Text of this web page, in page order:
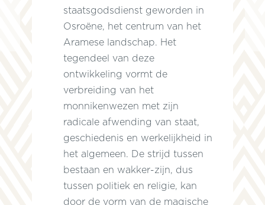
staatsgodsdienst geworden in
Osroëne, het centrum van het
Aramese landschap. Het
tegendeel van deze
ontwikkeling vormt de
verbreiding van het
monnikenwezen met zijn
radicale afwending van staat,
geschiedenis en werkelijkheid in
het algemeen. De strijd tussen
bestaan en wakker-zijn, dus
tussen politiek en religie, kan
door de vorm van de magische